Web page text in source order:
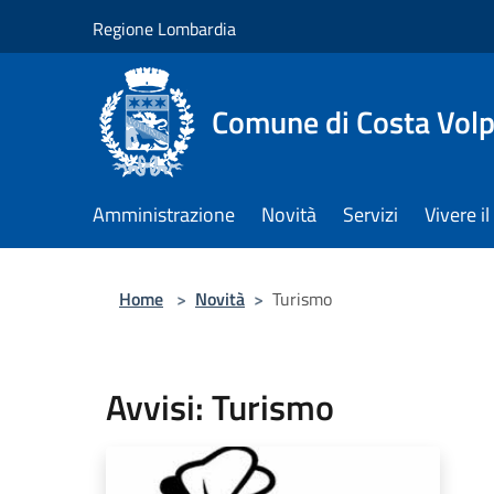
Regione Lombardia
Comune di Costa
Amministrazione Novità Servizi Vivere
Home > Novità > Turismo
Avvisi: Turismo